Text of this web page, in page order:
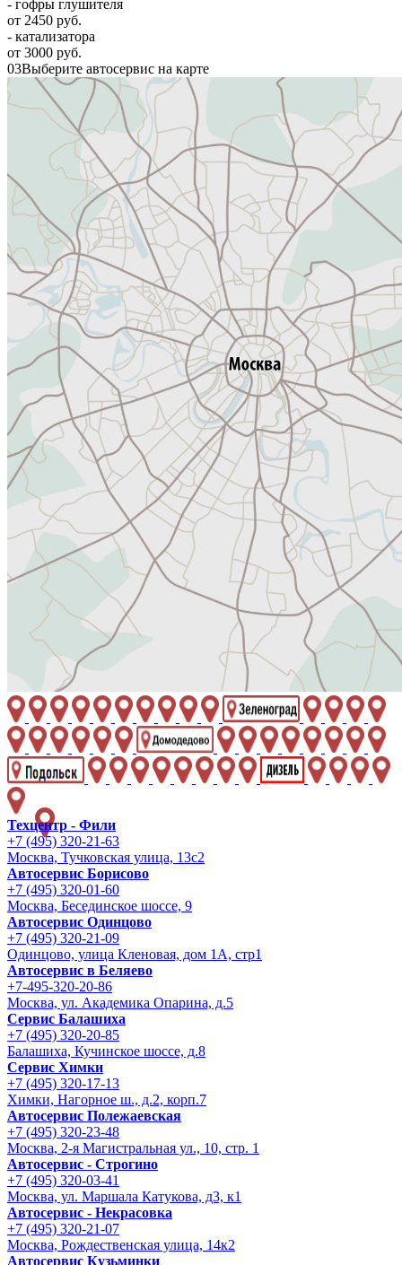
- гофры глушителя
от 2450 руб.
- катализатора
от 3000 руб.
03Выберите автосервис на карте
Техцентр - Фили
+7 (495) 320-21-63
Москва, Тучковская улица, 13с2
Автосервис Борисово
+7 (495) 320-01-60
Москва, Бесединское шоссе, 9
Автосервис Одинцово
+7 (495) 320-21-09
Одинцово, улица Кленовая, дом 1А, стр1
Автосервис в Беляево
+7-495-320-20-86
Москва, ул. Академика Опарина, д.5
Сервис Балашиха
+7 (495) 320-20-85
Балашиха, Кучинское шоссе, д.8
Сервис Химки
+7 (495) 320-17-13
Химки, Нагорное ш., д.2, корп.7
Автосервис Полежаевская
+7 (495) 320-23-48
Москва, 2-я Магистральная ул., 10, стр. 1
Автосервис - Строгино
+7 (495) 320-03-41
Москва, ул. Маршала Катукова, д3, к1
Автосервис - Некрасовка
+7 (495) 320-21-07
Москва, Рождественская улица, 14к2
Автосервис Кузьминки